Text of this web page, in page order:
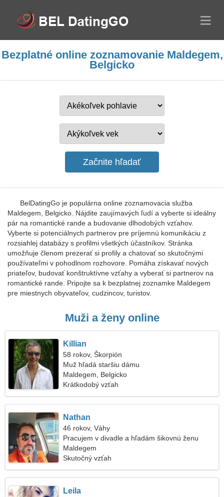
Bezplatné online zoznamovanie Maldegem,
Belgicko
BelDatingGo je populárna online zoznamovacia služba
Maldegem, Belgicko. Nájdite zaujímavých ľudí a vyberte si ideálny
pár na romantické rande a budovanie dlhodobých vzťahov.
Vyberte si potenciálnych partnerov pre príjemnú komunikáciu z
rozsiahlej databázy s profilmi všetkých účastníkov. Stránka
umožňuje členom prezerať si profily a chatovať so skutočnými
používateľmi v pohodlnom rozhovore. Pomáha získavať nových
priateľov, budovať konštruktívne vzťahy a vyberať si partnerov na
romantické rande. Pripojte sa k bezplatnej zoznamke Maldegem
pre miestnych obyvateľov, cudzincov, turistov.
Muži a ženy online
Killian
58 rokov, Škorpión
Muž hľadá staršiu dámu
Maldegem, Belgicko
Krátkodobý vzťah
Nathan
46 rokov, Váhy
Pracujem v divadle a hľadám šikovnú ženu
Maldegem
Skutočný vzťah
Leila